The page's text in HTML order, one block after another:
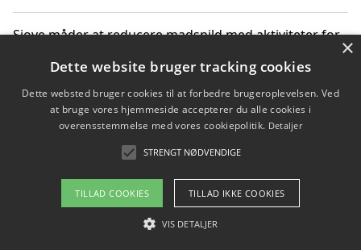
Sjove måder at reducere madspild med aktiviteter for
Hvor finder jeg nemme måltidskasser i Vejle
Om / kontakt
Blog Betingelser
×
Dette website bruger tracking cookies
Dette websted bruger cookies til at forbedre brugeroplevelsen. Ved
at bruge vores hjemmeside accepterer du alle cookies i
overensstemmelse med vores cookiepolitik. Detaljer
STRENGT NØDVENDIGE
TILLAD COOKIES TILLAD IKKE COOKIES
VIS DETALJER